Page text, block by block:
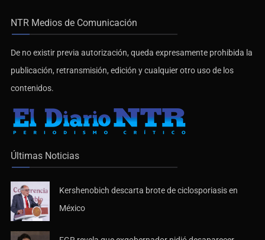
NTR Medios de Comunicación
De no existir previa autorización, queda expresamente prohibida la
publicación, retransmisión, edición y cualquier otro uso de los
contenidos.
Últimas Noticias
Kershenobich descarta brote de ciclosporiasis en
México